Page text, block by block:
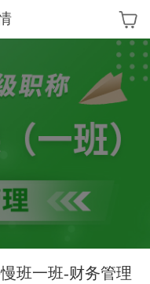
班一班-财务管理